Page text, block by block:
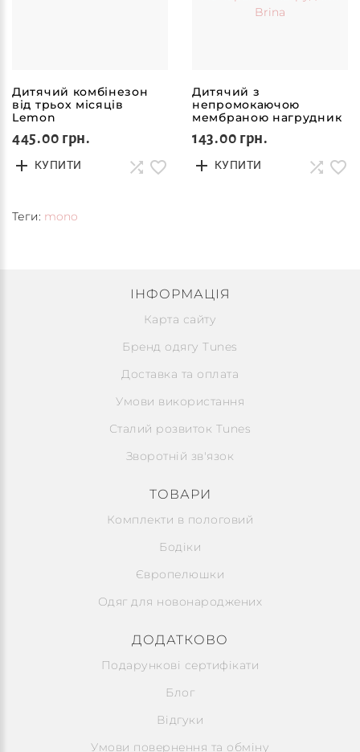
Дитячий комбінезон
від трьох місяців
Lemon
445.00 грн.
КУПИТИ
Дитячий з
непромокаючою
мембраною нагрудник
143.00 грн.
КУПИТИ
Теги: mono
ІНФОРМАЦІЯ
Карта сайту
Бренд одягу Tunes
Доставка та оплата
Умови використання
Сталий розвиток Tunes
Зворотній зв'язок
ТОВАРИ
Комплекти в пологовий
Бодіки
Європелюшки
Одяг для новонароджених
ДОДАТКОВО
Подарункові сертифікати
Блог
Відгуки
Умови повернення та обміну